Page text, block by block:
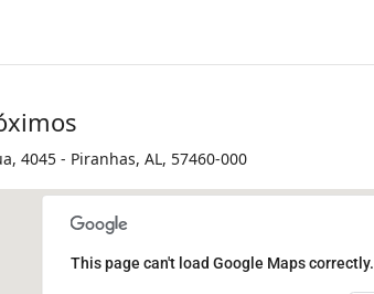
4045 - Piranhas, AL, 57460-000
This page can't load Google Maps correctly.